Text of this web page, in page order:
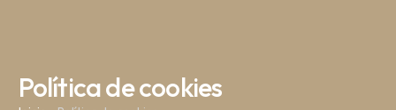
Política de cookies